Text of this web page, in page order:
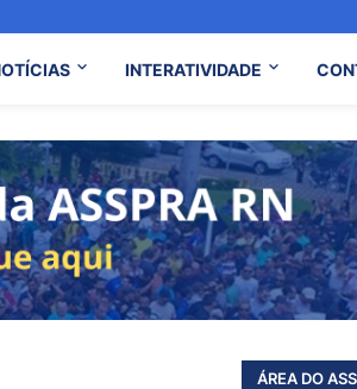
INTERATIVIDADE
ÁREA DO